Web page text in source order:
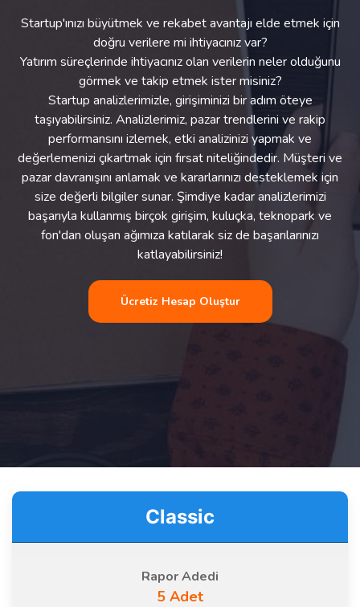
Startup'ınızı büyütmek ve rekabet avantajı elde etmek için
doğru verilere mi ihtiyacınız var?
Yatırım süreçlerinde ihtiyacınız olan verilerin neler olduğunu
görmek ve takip etmek ister misiniz?
Startup analizlerimizle, girişiminizi bir adım öteye
taşıyabilirsiniz. Analizlerimiz, pazar trendlerini ve rakip
performansını izlemek, etki analizinizi yapmak ve
değerlemenizi çıkartmak için fırsat niteliğindedir. Müşteri ve
pazar davranışını anlamak ve kararlarınızı desteklemek için
size değerli bilgiler sunar. Şimdiye kadar analizlerimizi
başarıyla kullanmış birçok girişim, kuluçka, teknopark ve
fon'dan oluşan ağımıza katılarak siz de başarılarınızı
katlayabilirsiniz!
Ücretiz Hesap Oluştur
Classic
Rapor Adedi
5 Adet